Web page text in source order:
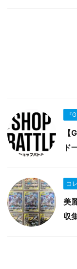
『
ド
コ
美
収